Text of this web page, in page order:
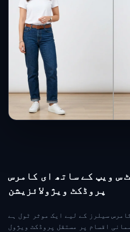
س ویپ کے ساتھ ای کامرس
پروڈکٹ ویژولائزیشن
سیلرز کے لیے ایک موثر ٹول ہے
اقسام پر مستقل پروڈکٹ ویژول